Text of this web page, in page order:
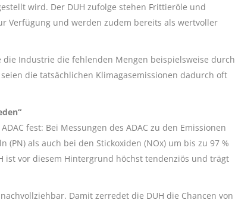
wird. Der DUH zufolge stehen Frittieröle und
Verfügung und werden zudem bereits als wertvoller
die Industrie die fehlenden Mengen beispielsweise durch
die tatsächlichen Klimagasemissionen dadurch oft
fest: Bei Messungen des ADAC zu den Emissionen
als auch bei den Stickoxiden (NOx) um bis zu 97 %
ist vor diesem Hintergrund höchst tendenziös und trägt
Damit zerredet die DUH die Chancen von